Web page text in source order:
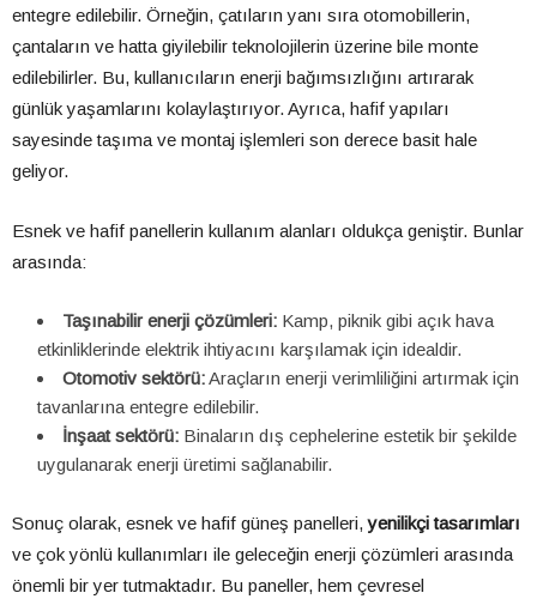
entegre edilebilir. Örneğin, çatıların yanı sıra otomobillerin,
çantaların ve hatta giyilebilir teknolojilerin üzerine bile monte
edilebilirler. Bu, kullanıcıların enerji bağımsızlığını artırarak
günlük yaşamlarını kolaylaştırıyor. Ayrıca, hafif yapıları
sayesinde taşıma ve montaj işlemleri son derece basit hale
geliyor.
Esnek ve hafif panellerin kullanım alanları oldukça geniştir. Bunlar
arasında:
Taşınabilir enerji çözümleri: Kamp, piknik gibi açık hava
etkinliklerinde elektrik ihtiyacını karşılamak için idealdir.
Otomotiv sektörü:Araçların enerji verimliliğini artırmak için
tavanlarına entegre edilebilir.
İnşaat sektörü: Binaların dış cephelerine estetik bir şekilde
uygulanarak enerji üretimi sağlanabilir.
Sonuç olarak, esnek ve hafif güneş panelleri,yenilikçi tasarımları
ve çok yönlü kullanımları ile geleceğin enerji çözümleri arasında
önemli bir yer tutmaktadır. Bu paneller, hem çevresel